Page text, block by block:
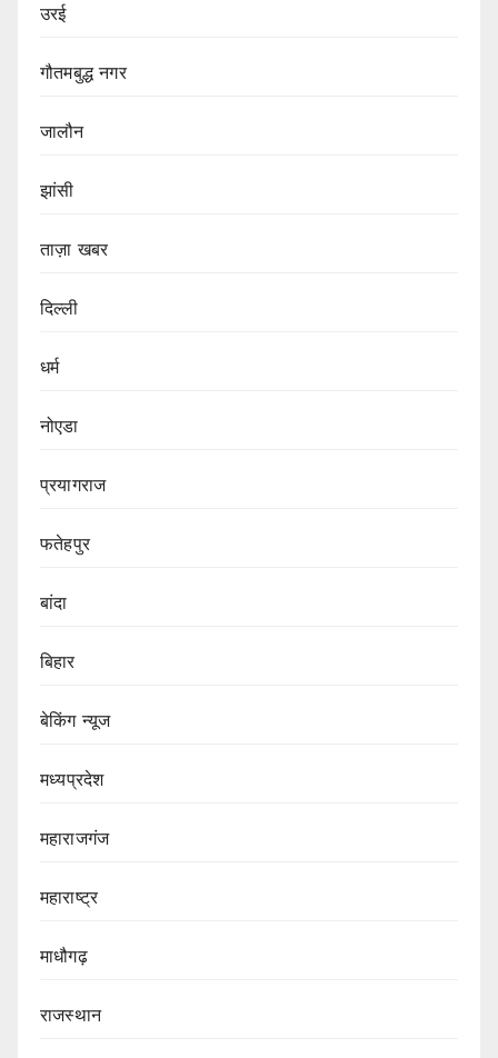
उरई
गौतमबुद्ध नगर
जालौन
झांसी
ताज़ा खबर
दिल्ली
धर्म
नोएडा
प्रयागराज
फतेहपुर
बांदा
बिहार
बेकिंग न्यूज
मध्यप्रदेश
महाराजगंज
महाराष्ट्र
माधौगढ़
राजस्थान